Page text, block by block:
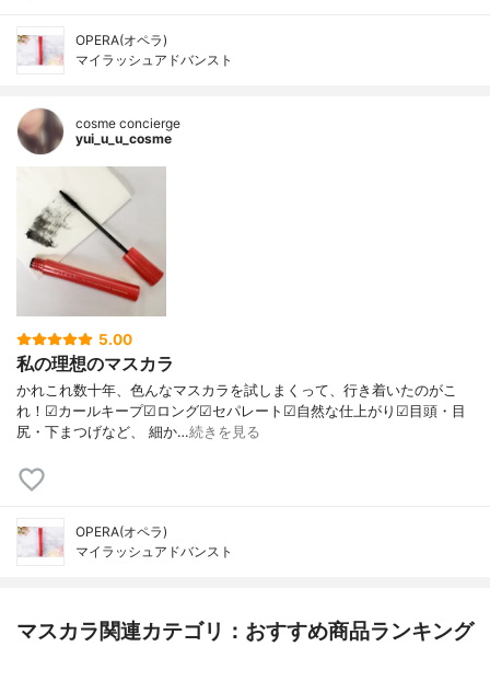
OPERA(オペラ)
マイラッシュアドバンスト
cosme concierge
yui_u_u_cosme
5.00
私の理想のマスカラ
かれこれ数十年、色んなマスカラを試しまくって、行き着いたのがこ
れ！☑︎カールキープ☑︎ロング☑︎セパレート☑︎自然な仕上がり☑︎目頭・目
尻・下まつげなど、 細か…続きを見る
OPERA(オペラ)
マイラッシュアドバンスト
マスカラ関連カテゴリ：おすすめ商品ランキング